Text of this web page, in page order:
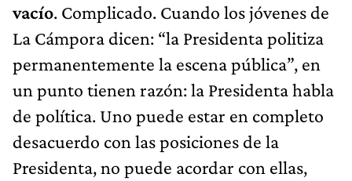
vacío. Complicado. Cuando los jóvenes de
La Cámpora dicen: “la Presidenta politiza
permanentemente la escena pública”, en
un punto tienen razón: la Presidenta habla
de política. Uno puede estar en completo
desacuerdo con las posiciones de la
Presidenta, no puede acordar con ellas,